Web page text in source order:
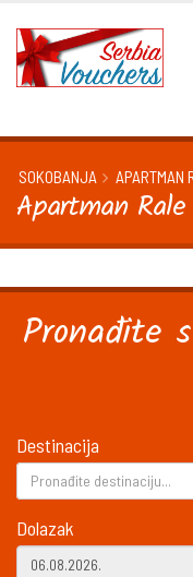
SOKOBANJA APARTMAN
Apartman Rale
Pronađite
Destinacija
Pronađite destinaciju...
Dolazak